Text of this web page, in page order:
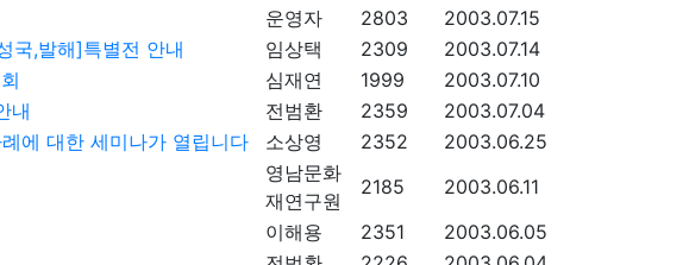
운영자 2803
2003.07.15
국,발해]특별전 안내 임상택 2309
2003.07.14
심재연 1999
2003.07.10
내 전범환 2359
2003.07.04
에 대한 세미나가 열립니다 소상영 2352
2003.06.25
영남문화
재연구원
2185
2003.06.11
이해용 2351
2003.06.05